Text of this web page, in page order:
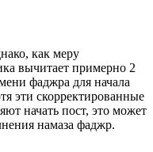
как меру
вычитает примерно 2
фаджра для начала
эти скорректированные
начать пост, это может
намаза фаджр.